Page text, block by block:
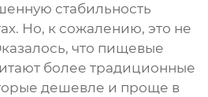
стабильность
Но, к сожалению, это не
что пищевые
более традиционные
дешевле и проще в